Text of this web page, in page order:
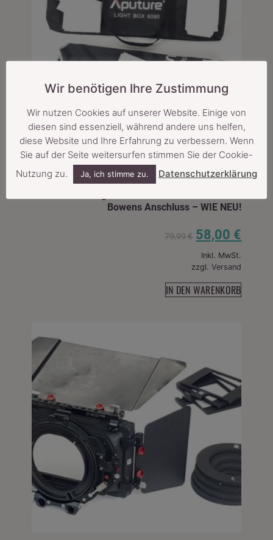
Bowens Anschluss – WIE NEU!
79,99€ 58,00 €
Inkl. MwSt.
zzgl.Versand
IN DEN WARENKORB
Wir benötigen Ihre Zustimmung
Wir nutzen Cookies auf unserer Website. Einige von
diesen sind essenziell, während andere uns helfen,
diese Website und Ihre Erfahrung zu verbessern. Wenn
Sie auf der Seite weitersurfen stimmen Sie der Cookie-
Nutzung zu.
Ja, ich stimme zu. Datenschutzerklärung